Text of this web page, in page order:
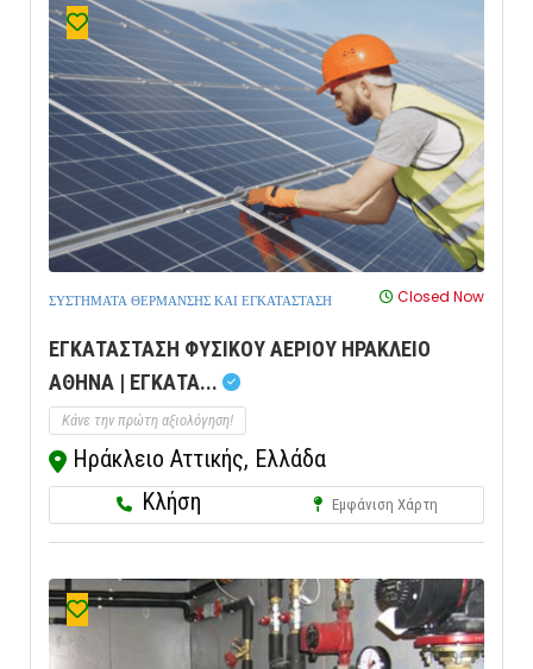
ΣΥΣΤΗΜΑΤΑ ΘΕΡΜΑΝΣΗΣ ΚΑΙ ΕΓΚΑΤΑΣΤΑΣΗ Closed Now
ΕΓΚΑΤΑΣΤΑΣΗ ΦΥΣΙΚΟΥ ΑΕΡΙΟΥ ΗΡΑΚΛΕΙΟ
ΑΘΗΝΑ | ΕΓΚΑΤΑ...
Κάνε την πρώτη αξιολόγηση!
Ηράκλειο Αττικής, Ελλάδα
Κλήση
Εμφάνιση Χάρτη